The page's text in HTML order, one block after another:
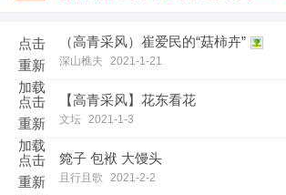
点击
重新
加载
（高青采风）崔爱民的“菇柿卉”
深山樵夫 2021-1-21
点击
重新
加载
【高青采风】花东看花
文坛 2021-1-3
点击
重新
箢子 包袱 大馒头
且行且歌 2021-2-2